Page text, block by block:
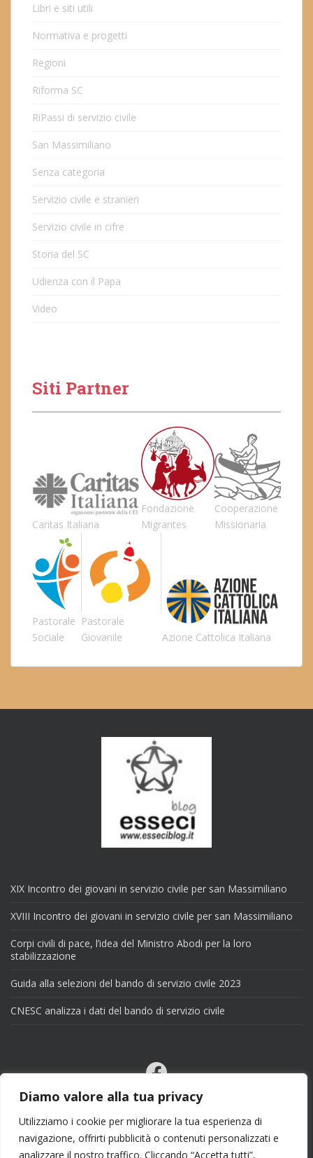
Diamo valore alla tua privacy
Utilizziamo i cookie per migliorare la tua esperienza di
navigazione, offrirti pubblicità o contenuti personalizzati e
analizzare il nostro traffico. Cliccando “Accetta tutti”,
Libri e siti utili
Normativa e progetti
Regioni
Riforma SC
RiPassi di servizio civile
San Massimiliano
Senza categoria
Servizio civile e stranieri
Servizio civile in cifre
Storia del SC
Udienza con il Papa
Video
Siti Partner
Caritas Italiana
Fondazione
Migrantes
Cooperazione
Missionaria
Pastorale
Sociale
Pastorale
Giovanile
Azione Cattolica Italiana
XIX Incontro dei giovani in servizio civile per san Massimiliano
XVIII Incontro dei giovani in servizio civile per san Massimiliano
Corpi civili di pace, l’idea del Ministro Abodi per la loro
stabilizzazione
Guida alla selezioni del bando di servizio civile 2023
CNESC analizza i dati del bando di servizio civile
Facebook
Email
X